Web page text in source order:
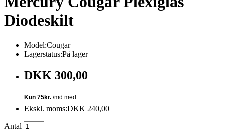
Diodeskilt
Model:Cougar
Lagerstatus:På lager
DKK 300,00
Ekskl. moms:DKK 240,00
Antal